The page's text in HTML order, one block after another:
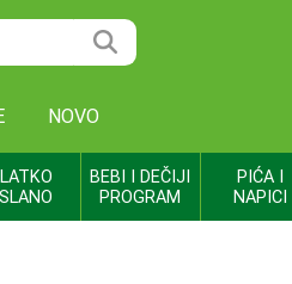
NOVO
I SLANO
BEBI I DEČIJI
PROGRAM
PIĆA I
NAPICI